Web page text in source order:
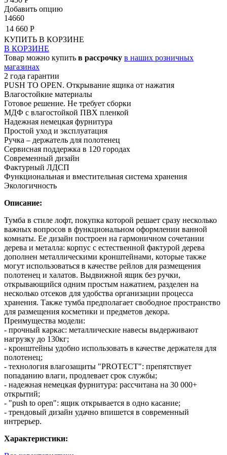
Добавить опцию
14660
14 660 Р
КУПИТЬ В КОРЗИНЕ
В КОРЗИНЕ
Товар можно купить в рассрочку в наших розничных
магазинах
2 года гарантии
PUSH TO OPEN. Открывание ящика от нажатия
Влагостойкие материалы
Готовое решение. Не требует сборки
МДФ с влагостойкой ПВХ пленкой
Надежная немецкая фурнитура
Простой уход и эксплуатация
Ручка – держатель для полотенец
Сервисная поддержка в 120 городах
Современный дизайн
Фактурный ЛДСП
Функциональная и вместительная система хранения
Экологичность
Описание:
Тумба в стиле лофт, покупка которой решает сразу несколько
важных вопросов в функциональном оформлении ванной
комнаты. Ее дизайн построен на гармоничном сочетании
дерева и металла: корпус с естественной фактурой дерева
дополнен металлическими кронштейнами, которые также
могут использоваться в качестве рейлов для размещения
полотенец и халатов. Выдвижной ящик без ручки,
открывающийся одним простым нажатием, разделен на
несколько отсеков для удобства организации процесса
хранения. Также тумба предполагает свободное пространство
для размещения косметики и предметов декора.
Преимущества модели:
- прочный каркас: металлические навесы выдерживают
нагрузку до 130кг;
- кронштейны удобно использовать в качестве держателя для
полотенец;
- технология влагозащиты "PROTECT": препятствует
попаданию влаги, продлевает срок службы;
- надежная немецкая фурнитура: рассчитана на 30 000+
открытий;
- "push to open": ящик открывается в одно касание;
- трендовый дизайн удачно впишется в современный
интрерьер.
Характеристики: